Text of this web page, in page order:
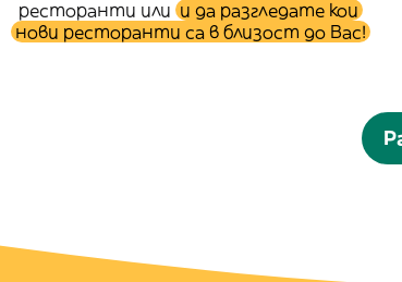
ресторанти или и да разгледате кои
нови ресторанти са в близост до Вас!